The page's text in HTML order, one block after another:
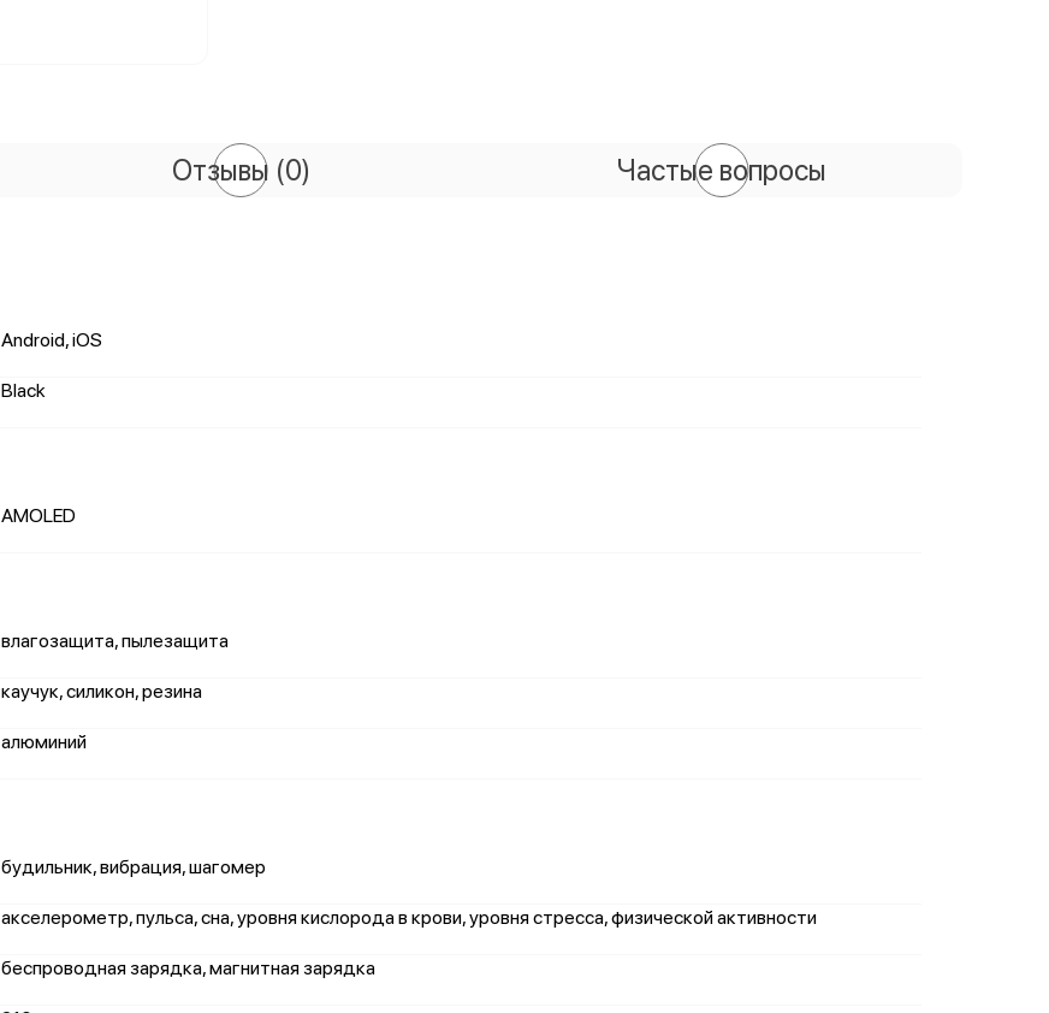
Отзывы (0) Частые вопросы
Android, iOS
Black
AMOLED
влагозащита, пылезащита
каучук, силикон, резина
алюминий
будильник, вибрация, шагомер
акселерометр, пульса, сна, уровня кислорода в крови, уровня стресса, физической активности
беспроводная зарядка, магнитная зарядка